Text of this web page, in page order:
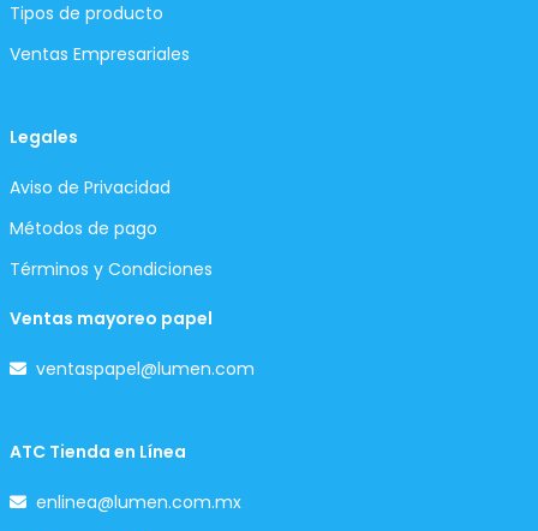
Tipos de producto
Ventas Empresariales
Legales
Aviso de Privacidad
Métodos de pago
Términos y Condiciones
Ventas mayoreo papel
ventaspapel@lumen.com
ATC Tienda en Línea
enlinea@lumen.com.mx